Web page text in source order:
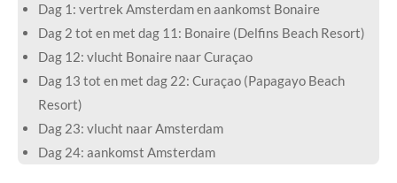
Dag 1: vertrek Amsterdam en aankomst Bonaire
Dag 2 tot en met dag 11: Bonaire (Delfins Beach Resort)
Dag 12: vlucht Bonaire naar Curaçao
Dag 13 tot en met dag 22: Curaçao (Papagayo Beach
Resort)
Dag 23: vlucht naar Amsterdam
Dag 24: aankomst Amsterdam